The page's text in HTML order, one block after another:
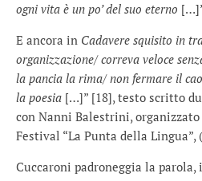
ogni vita è un po’ del suo eterno
E ancora in Cadavere squisito in
organizzazione/ correva veloce
la pancia la rima/ non fermare il
la poesia […]” [18], testo scritto
con Nanni Balestrini, organizzato
Festival “La Punta della Lingua”,
Cuccaroni padroneggia la parola,